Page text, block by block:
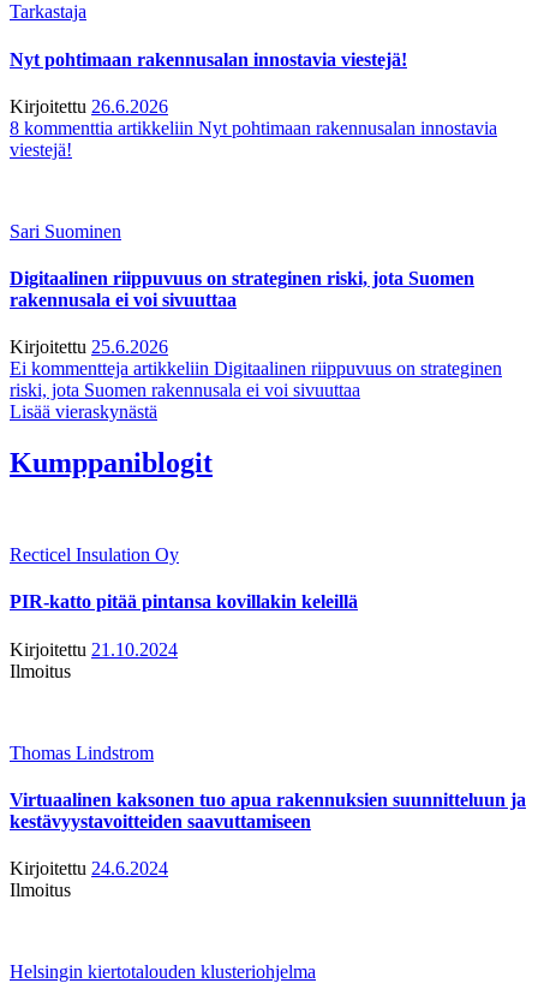
Tarkastaja
Nyt pohtimaan rakennusalan innostavia viestejä!
Kirjoitettu 26.6.2026
8 kommenttia artikkeliin Nyt pohtimaan rakennusalan innostavia
viestejä!
Sari Suominen
Digitaalinen riippuvuus on strateginen riski, jota Suomen
rakennusala ei voi sivuuttaa
Kirjoitettu 25.6.2026
Ei kommentteja artikkeliin Digitaalinen riippuvuus on strateginen
riski, jota Suomen rakennusala ei voi sivuuttaa
Lisää vieraskynästä
Kumppaniblogit
Recticel Insulation Oy
PIR-katto pitää pintansa kovillakin keleillä
Kirjoitettu 21.10.2024
Ilmoitus
Thomas Lindstrom
Virtuaalinen kaksonen tuo apua rakennuksien suunnitteluun ja
kestävyystavoitteiden saavuttamiseen
Kirjoitettu 24.6.2024
Ilmoitus
Helsingin kiertotalouden klusteriohjelma